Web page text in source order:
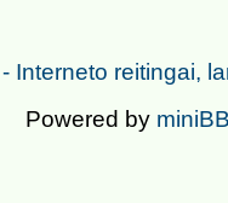
Powered by